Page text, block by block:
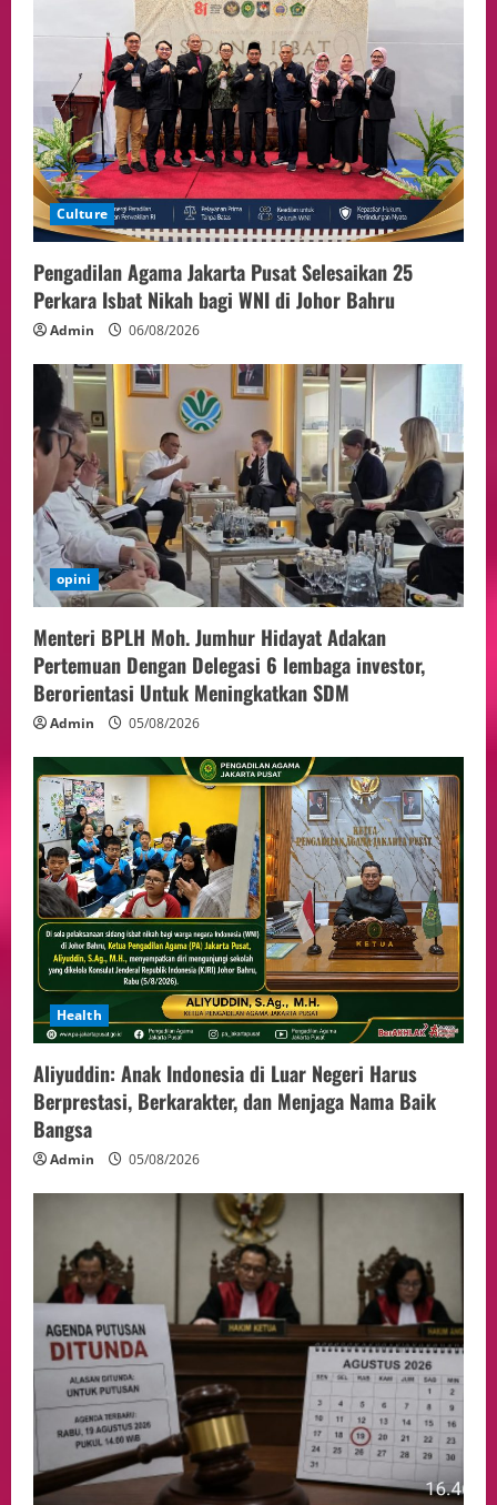
4 05/08/2026
5
Politik
Presiden Prabowo dan PM Thailand
Sepakat Perkuat Stabilitas ketahan
ASEAN Melalui Penguatan Kerjasama
Kedua Negara.
04/08/2026
Culture
Pengadilan Agama Jakarta Pusat Selesaikan 25
Perkara Isbat Nikah bagi WNI di Johor Bahru
Admin 06/08/2026
opini
Menteri BPLH Moh. Jumhur Hidayat Adakan
Pertemuan Dengan Delegasi 6 lembaga investor,
Berorientasi Untuk Meningkatkan SDM
Admin 05/08/2026
Health
Aliyuddin: Anak Indonesia di Luar Negeri Harus
Berprestasi, Berkarakter, dan Menjaga Nama Baik
Bangsa
Admin 05/08/2026